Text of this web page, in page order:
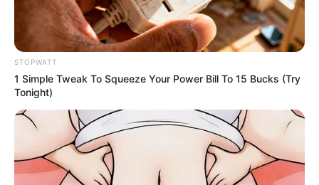
Men, You Don't Need Viagra If You Do This Once A
Day
STOPWATT
1 Simple Tweak To Squeeze Your Power Bill To 15 Bucks (Try
Tonight)